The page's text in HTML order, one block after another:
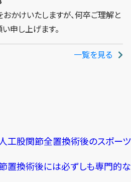
かけいたしますが、何卒ご理解と
申し上げます。
一覧を見る
工股関節全置換術後のスポー
置換術後には必ずしも専門的